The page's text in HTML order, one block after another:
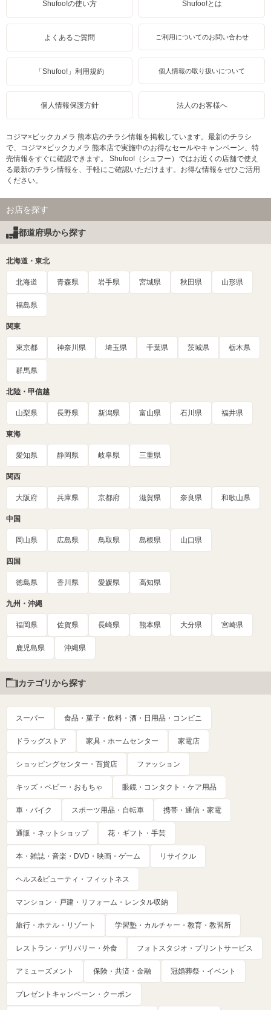
Shufoo!の使い方 Shufoo!とは
よくあるご質問 ご利用についてのお問い合わせ
「Shufoo!」利用規約 個人情報の取り扱いについて
個人情報保護方針 法人のお客様へ
コジマ×ビックカメラ 熊本店のチラシ情報を掲載しています。最新のチラシ
で、コジマ×ビックカメラ 熊本店で実施中のお得なセールやキャンペーン、特
売情報をすぐに確認できます。 Shufoo!（シュフー）ではお近くの店舗で使え
る最新のチラシ情報を、手軽にご確認いただけます。お得な情報をぜひご活用
ください。
お店を探す
都道府県から探す
北海道・東北
北海道 青森県 岩手県 宮城県 秋田県 山形県
福島県
関東
東京都 神奈川県 埼玉県 千葉県 茨城県 栃木県
群馬県
北陸・甲信越
山梨県 長野県 新潟県 富山県 石川県 福井県
東海
愛知県 静岡県 岐阜県 三重県
関西
大阪府 兵庫県 京都府 滋賀県 奈良県 和歌山県
中国
岡山県 広島県 鳥取県 島根県 山口県
四国
徳島県 香川県 愛媛県 高知県
九州・沖縄
福岡県 佐賀県 長崎県 熊本県 大分県 宮崎県
鹿児島県 沖縄県
カテゴリから探す
スーパー 食品・菓子・飲料・酒・日用品・コンビニ
ドラッグストア 家具・ホームセンター 家電店
ショッピングセンター・百貨店 ファッション
キッズ・ベビー・おもちゃ 眼鏡・コンタクト・ケア用品
車・バイク スポーツ用品・自転車 携帯・通信・家電
通販・ネットショップ 花・ギフト・手芸
本・雑誌・音楽・DVD・映画・ゲーム リサイクル
ヘルス&ビューティ・フィットネス
マンション・戸建・リフォーム・レンタル収納
旅行・ホテル・リゾート 学習塾・カルチャー・教育・教習所
レストラン・デリバリー・外食 フォトスタジオ・プリントサービス
アミューズメント 保険・共済・金融 冠婚葬祭・イベント
プレゼントキャンペーン・クーポン